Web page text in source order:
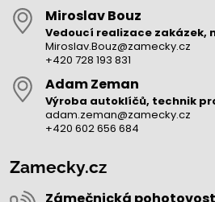
Miroslav Bouz
Vedoucí realizace zakázek,
Miroslav.Bouz@zamecky.cz
+420 728 193 831
Adam Zeman
Výroba autoklíčů, technik
adam.zeman@zamecky.cz
+420 602 656 684
Zamecky.cz
Zámečnická pohotovost